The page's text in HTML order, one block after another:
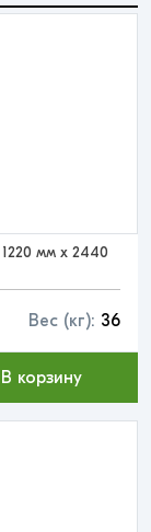
мм x 2440
Вес (кг): 36
В корзину